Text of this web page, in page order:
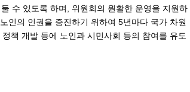
수 있도록 하며, 위원회의 원활한 운영을 지원하
인의 인권을 증진하기 위하여 5년마다 국가 차원
책 개발 등에 노인과 시민사회 등의 참여를 유도